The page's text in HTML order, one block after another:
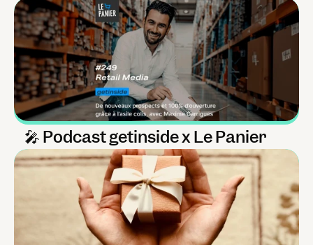
🎤 Podcast getinside x Le Panier